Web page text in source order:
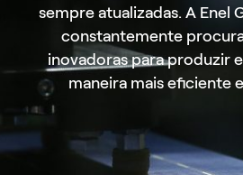
sempre atualizadas. A Enel
constantemente
inovadoras para produzir
maneira mais eficiente